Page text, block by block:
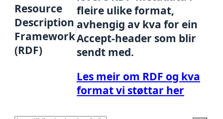
Resource
Description
Framework
(RDF)
fleire ulike format,
avhengig av kva for ein
Accept-header som blir
sendt med.
Les meir om RDF og kva
format vi støttar her